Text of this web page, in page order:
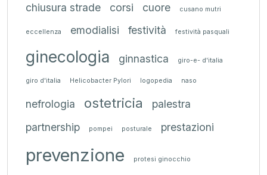
chiusura strade corsi cuore cusano mutri
eccellenza emodialisi festività festività pasquali
ginecologia ginnastica giro-e- d'italia
giro d'italia Helicobacter Pylori logopedia naso
nefrologia ostetricia
palestra
partnership
pompei posturale prestazioni
prevenzione protesi ginocchio